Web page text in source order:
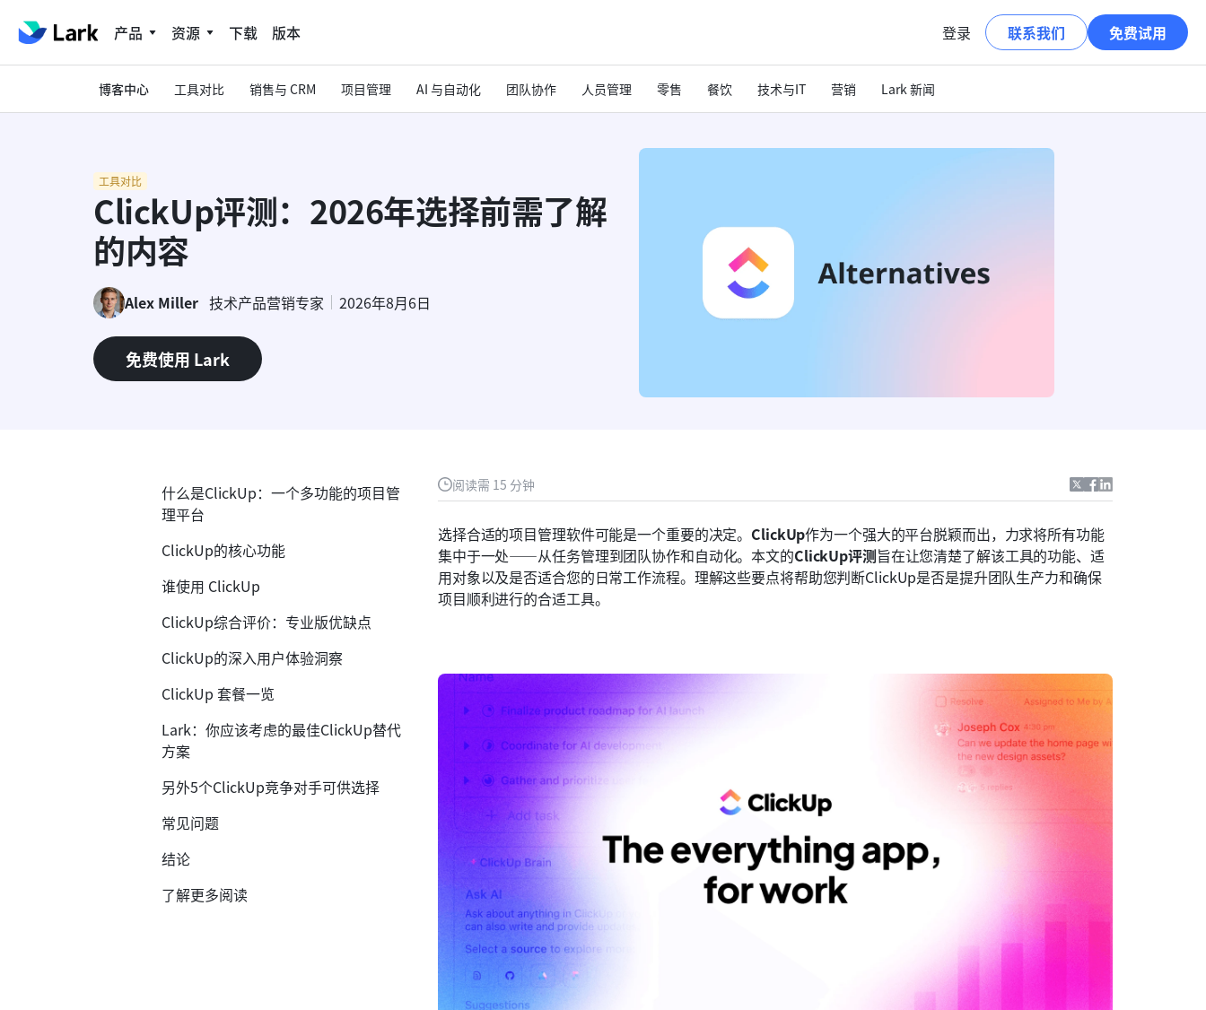
产品 资源 下载 版本 登录 联系我们 免费试用
博客中心 工具对比 销售与 CRM 项目管理 AI 与自动化 团队协作 人员管理 零售 餐饮 技术与IT 营销 Lark 新闻
工具对比
ClickUp评测：2026年选择前需了解
的内容
Alex Miller 技术产品营销专家 2026年8月6日
免费使用 Lark
阅读需 15 分钟
选择合适的项目管理软件可能是一个重要的决定。 ClickUp作为一个强大的平台脱颖而出，力求将所有功能
集中于一处——从任务管理到团队协作和自动化。本文的ClickUp评测旨在让您清楚了解该工具的功能、适
用对象以及是否适合您的日常工作流程。理解这些要点将帮助您判断ClickUp是否是提升团队生产力和确保
项目顺利进行的合适工具。
什么是ClickUp：一个多功能的项目管
理平台
ClickUp的核心功能
谁使用 ClickUp
ClickUp综合评价：专业版优缺点
ClickUp的深入用户体验洞察
ClickUp 套餐一览
Lark：你应该考虑的最佳ClickUp替代
方案
另外5个ClickUp竞争对手可供选择
常见问题
结论
了解更多阅读